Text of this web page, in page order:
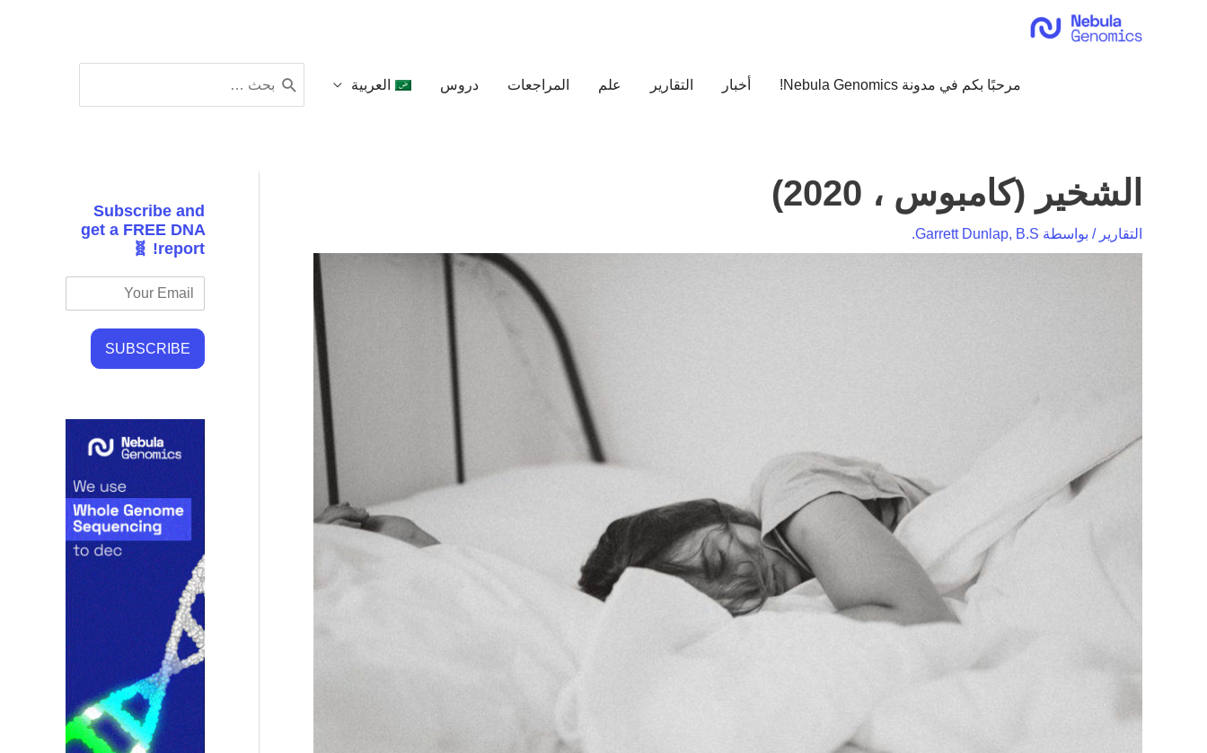
مرحبًا بكم في مدونة Nebula Genomics! أخبار التقارير علم المراجعات دروس العربية
عن:
الشخير (كامبوس ، 2020)
التقارير / بواسطة Garrett Dunlap, B.S.
Subscribe and
get a FREE DNA
report! 🧬
SUBSCRIBE